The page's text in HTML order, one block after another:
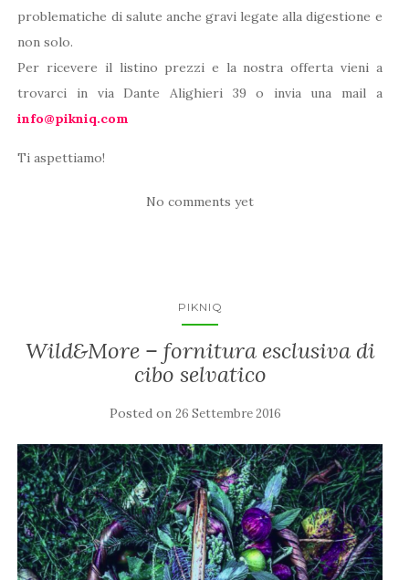
problematiche di salute anche gravi legate alla digestione e
non solo.
Per ricevere il listino prezzi e la nostra offerta vieni a
trovarci in via Dante Alighieri 39 o invia una mail a
info@pikniq.com
Ti aspettiamo!
No comments yet
PIKNIQ
Wild&More – fornitura esclusiva di
cibo selvatico
Posted on 26 Settembre 2016